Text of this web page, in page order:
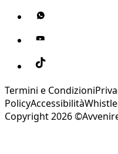
Termini e Condizioni
PolicyAccessibilità
Copyright 2026